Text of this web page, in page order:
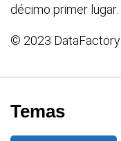
décimo primer lugar.
© 2023 DataFactory
Temas